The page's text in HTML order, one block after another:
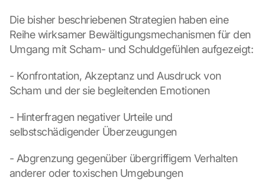
Die bisher beschriebenen Strategien haben eine
Reihe wirksamer Bewältigungsmechanismen für den
Umgang mit Scham- und Schuldgefühlen aufgezeigt:
- Konfrontation, Akzeptanz und Ausdruck von
Scham und der sie begleitenden Emotionen
- Hinterfragen negativer Urteile und
selbstschädigender Überzeugungen
- Abgrenzung gegenüber übergriffigem Verhalten
anderer oder toxischen Umgebungen